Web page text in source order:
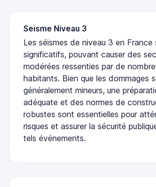
Seisme Niveau 3
Les séismes de niveau 3 en France
significatifs, pouvant causer des
modérées ressenties par de
habitants. Bien que les dommages
généralement mineurs, une
adéquate et des normes de
robustes sont essentielles pour
risques et assurer la sécurité
tels événements.